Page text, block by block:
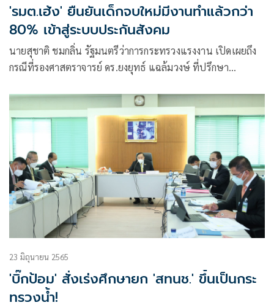
'รมต.เฮ้ง' ยืนยันเด็กจบใหม่มีงานทำแล้วกว่า
80% เข้าสู่ระบบประกันสังคม
นายสุชาติ ชมกลิ่น รัฐมนตรีว่าการกระทรวงแรงงาน เปิดเผยถึง
กรณีที่รองศาสตราจารย์ ดร.ยงยุทธ์ แฉล้มวงษ์ ที่ปรึกษา
สัมภาษณ์สื่อมวลชนว่า เด็กไทยตกงาน 1 ล้านคน
23 มิถุนายน 2565
'บิ๊กป้อม' สั่งเร่งศึกษายก 'สทนช.' ขึ้นเป็นกระ
ทรวงน้ำ!